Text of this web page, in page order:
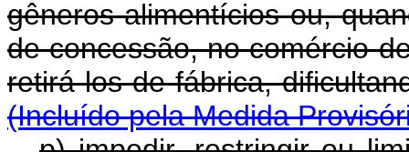
gêneros alimentícios ou,
de concessão, no comércio
retirá-los de fábrica,
(Incluído pela Medida